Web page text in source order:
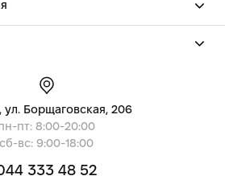
ул. Борщаговская, 206
пн-пт: 8:00-20:00
сб-вс: 9:00-18:00
333 48 52